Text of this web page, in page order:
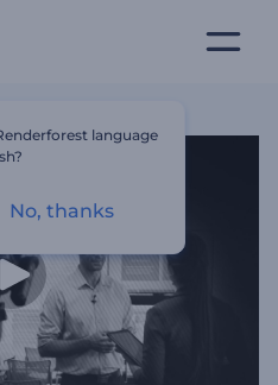
language
No, thanks